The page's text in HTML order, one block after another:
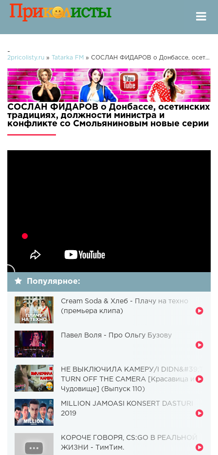
-
2pricolisty.ru » Tatarka FM » СОСЛАН ФИДАРОВ о Донбассе, осетинских традициях, должности министра и конфликте со Смольяниновым
СОСЛАН ФИДАРОВ о Донбассе, осетинских
традициях, должности министра и
конфликте со Смольяниновым новые серии
Популярное:
Cream Soda & Хлеб - Плачу на техно
(премьера клипа)
Павел Воля - Про Ольгу Бузову
НЕ ВЫКЛЮЧИЛА КАМЕРУ/I DIDN&#39;T
TURN OFF THE CAMERA [Красавица и
Чудовище] (Выпуск 110)
MILLION JAMOASI KONSERT DASTURI
2019
КОРОЧЕ ГОВОРЯ, CS:GO В РЕАЛЬНОЙ
ЖИЗНИ - ТимТим.